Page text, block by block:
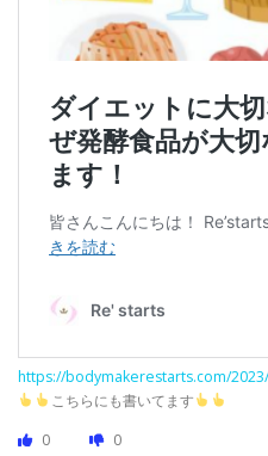
https://bodymakerestarts.com/
こちらにも書いてます
0
0